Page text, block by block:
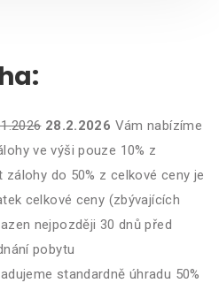
28.2.2026 Vám nabízíme
ve výši pouze 10% z
do 50% z celkové ceny je
celkové ceny (zbývajících
nejpozději 30 dnů před
pobytu
standardně úhradu 50%